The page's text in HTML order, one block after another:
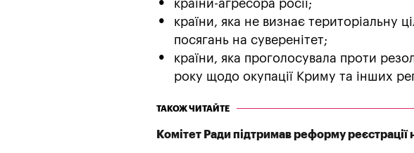
країни-агресора росії;
країни, яка не визнає територіальну
посягань на суверенітет;
країни, яка проголосувала проти
року щодо окупації Криму та інших
ТАКОЖ ЧИТАЙТЕ
Комітет Ради підтримав реформу реєстрації